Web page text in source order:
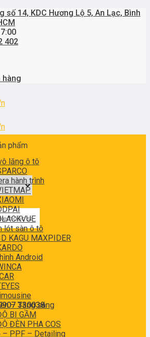
số 14, KDC Hương Lộ 5, An Lạc, Bình
402
hàng
330038
phẩm
lăng ô tô
hành trình
lót sàn ô tô
KAGU MAXPIDER
Android
– Tăng sáng
BI GẦM
ĐÈN PHA COS
– PPF – Detailing